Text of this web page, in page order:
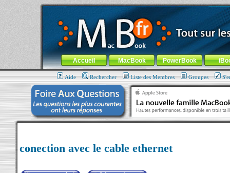
MacBook-fr.com : 100% Apple... 100% nomade !
Aller au contenu-Aller au menu général-Aller au menu de
Menu général
Accueil MacBook PowerBook
Aide Rechercher Liste des Membres Groupes
conection avec le cable ethernet